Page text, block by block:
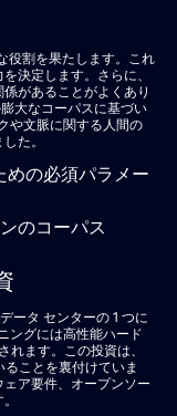
役割を果たします。これ
決定します。さらに、
があることがよくあり
大なコーパスに基づい
や文脈に関する人間の
た。
めの必須パラメー
のコーパス
ータ センターの 1 つに
ングには高性能ハード
ます。この投資は、
ことを裏付けていま
ア要件、オープンソー